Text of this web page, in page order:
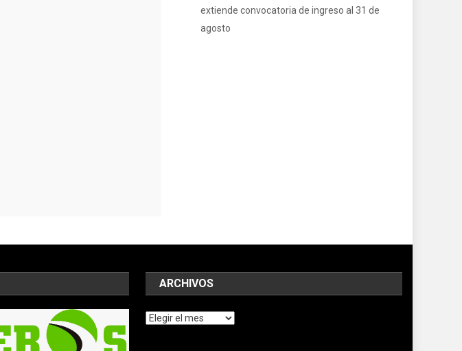
extiende convocatoria de ingreso al 31 de
agosto
ARCHIVOS
Archivos